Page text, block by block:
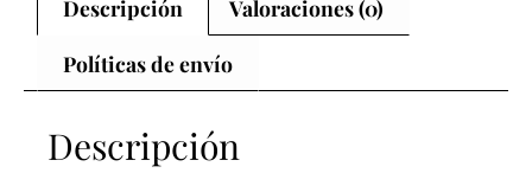
Descripción Valoraciones (0)
Políticas de envío
Descripción